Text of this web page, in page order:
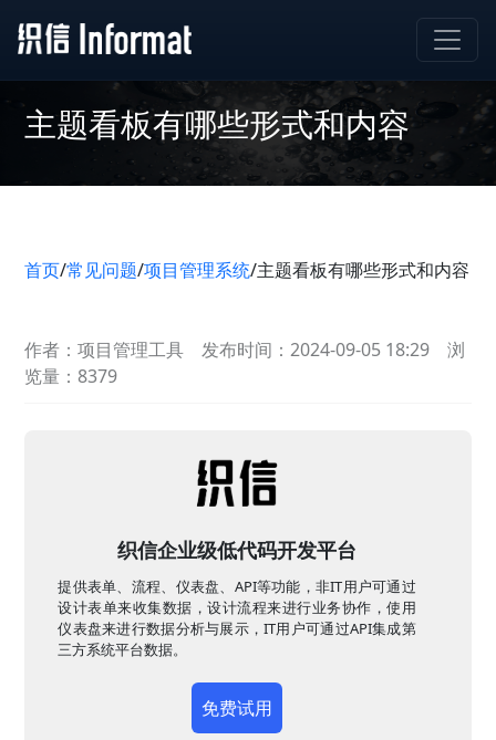
主题看板有哪些形式和内容
首页/常见问题/项目管理系统/主题看板有哪些形式和内容
作者：项目管理工具 发布时间：2024-09-05 18:29
浏
览量：8379
织信企业级低代码开发平台
提供表单、流程、仪表盘、API等功能，非IT用户可通过
设计表单来收集数据，设计流程来进行业务协作，使用
仪表盘来进行数据分析与展示，IT用户可通过API集成第
三方系统平台数据。
免费试用